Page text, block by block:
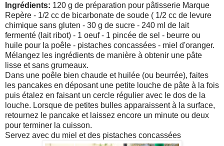
Ingrédients: 120 g de préparation pour pâtisserie Marque
Repère - 1/2 cc de bicarbonate de soude ( 1/2 cc de levure
chimique sans gluten - 30 g de sucre - 240 ml de lait
fermenté (lait ribot) - 1 oeuf - 1 pincée de sel - beurre ou
huile pour la poêle - pistaches concassées - miel d'oranger.
Mélangez les ingrédients de manière à obtenir une pâte
lisse et sans grumeaux.
Dans une poêle bien chaude et huilée (ou beurrée), faites
les pancakes en déposant une petite louche de pâte à la fois
puis étalez en faisant un cercle régulier avec le dos de la
louche. Lorsque de petites bulles apparaissent à la surface,
retournez le pancake et laissez encore un minute ou deux
pour terminer la cuisson.
Servez avec du miel et des pistaches concassées